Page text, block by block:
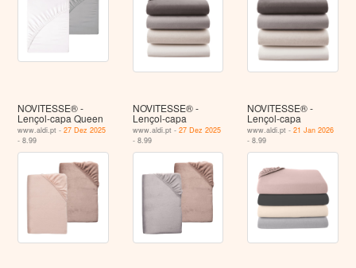
NOVITESSE® -
Lençol-capa Queen
www.aldi.pt -27 Dez 2025
- 8.99
NOVITESSE® -
Lençol-capa
www.aldi.pt - 27 Dez 2025
- 8.99
NOVITESSE® -
Lençol-capa
www.aldi.pt -21 Jan 2026
- 8.99